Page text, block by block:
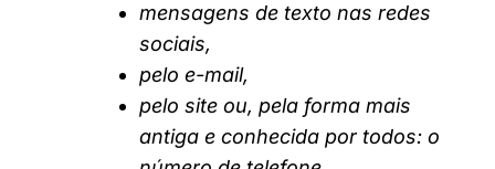
mensagens de texto nas redes
sociais,
pelo e-mail,
pelo site ou, pela forma mais
antiga e conhecida por todos: o